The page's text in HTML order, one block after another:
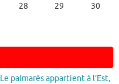
28 29
30
palmarès appartient à l’Est,